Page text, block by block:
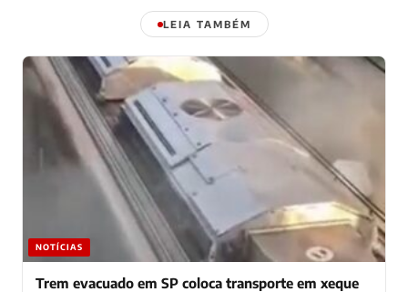
LEIA TAMBÉM
NOTÍCIAS
Trem evacuado em SP coloca transporte em xeque